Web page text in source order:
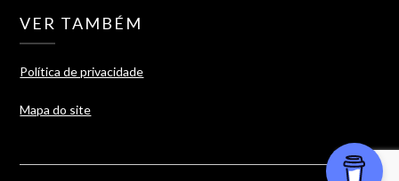
VER TAMBÉM
Política de privacidade
Mapa do site